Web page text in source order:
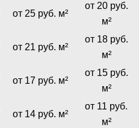
от 25 руб. м²
от 20 руб.
м²
от 21 руб. м²
от 18 руб.
м²
от 17 руб. м²
от 15 руб.
м²
от 14 руб. м²
от 11 руб.
м²